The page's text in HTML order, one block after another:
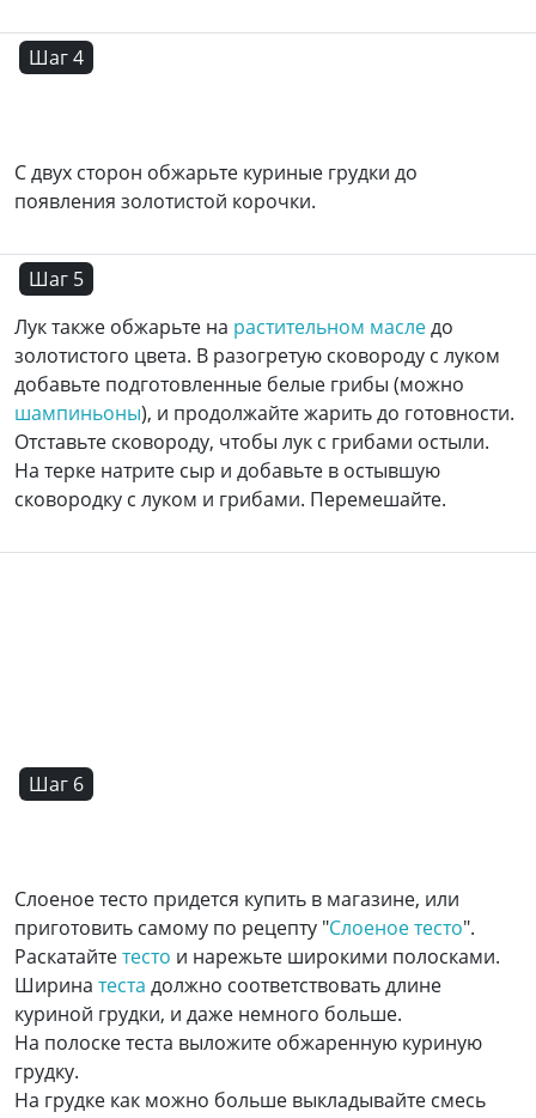
Шаг 4
С двух сторон обжарьте куриные грудки до
появления золотистой корочки.
Шаг 5
Лук также обжарьте на растительном маследо
золотистого цвета. В разогретую сковороду с луком
добавьте подготовленные белые грибы (можно
шампиньоны), и продолжайте жарить до готовности.
Отставьте сковороду, чтобы лук с грибами остыли.
На терке натрите сыр и добавьте в остывшую
сковородку с луком и грибами. Перемешайте.
Шаг 6
Слоеное тесто придется купить в магазине, или
приготовить самому по рецепту "Слоеное тесто".
Раскатайтетесто и нарежьте широкими полосками.
Ширина теста должно соответствовать длине
куриной грудки, и даже немного больше.
На полоске теста выложите обжаренную куриную
грудку.
На грудке как можно больше выкладывайте смесь